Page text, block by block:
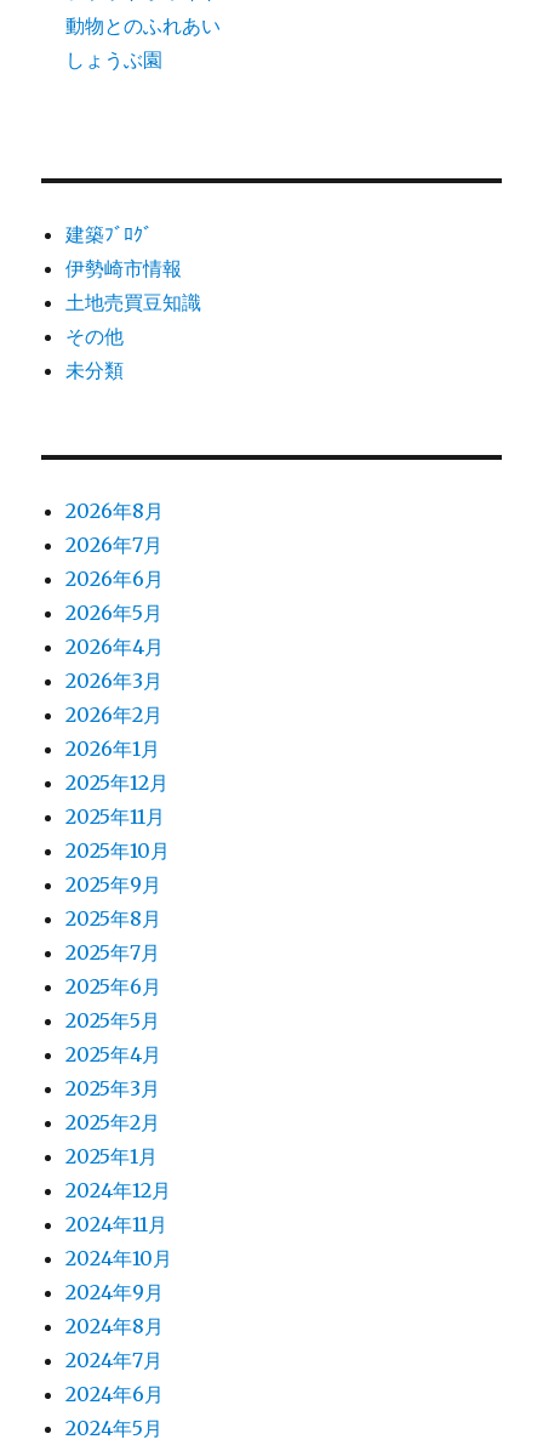
動物とのふれあい
しょうぶ園
建築ﾌﾞﾛｸﾞ
伊勢崎市情報
土地売買豆知識
その他
未分類
2026年8月
2026年7月
2026年6月
2026年5月
2026年4月
2026年3月
2026年2月
2026年1月
2025年12月
2025年11月
2025年10月
2025年9月
2025年8月
2025年7月
2025年6月
2025年5月
2025年4月
2025年3月
2025年2月
2025年1月
2024年12月
2024年11月
2024年10月
2024年9月
2024年8月
2024年7月
2024年6月
2024年5月